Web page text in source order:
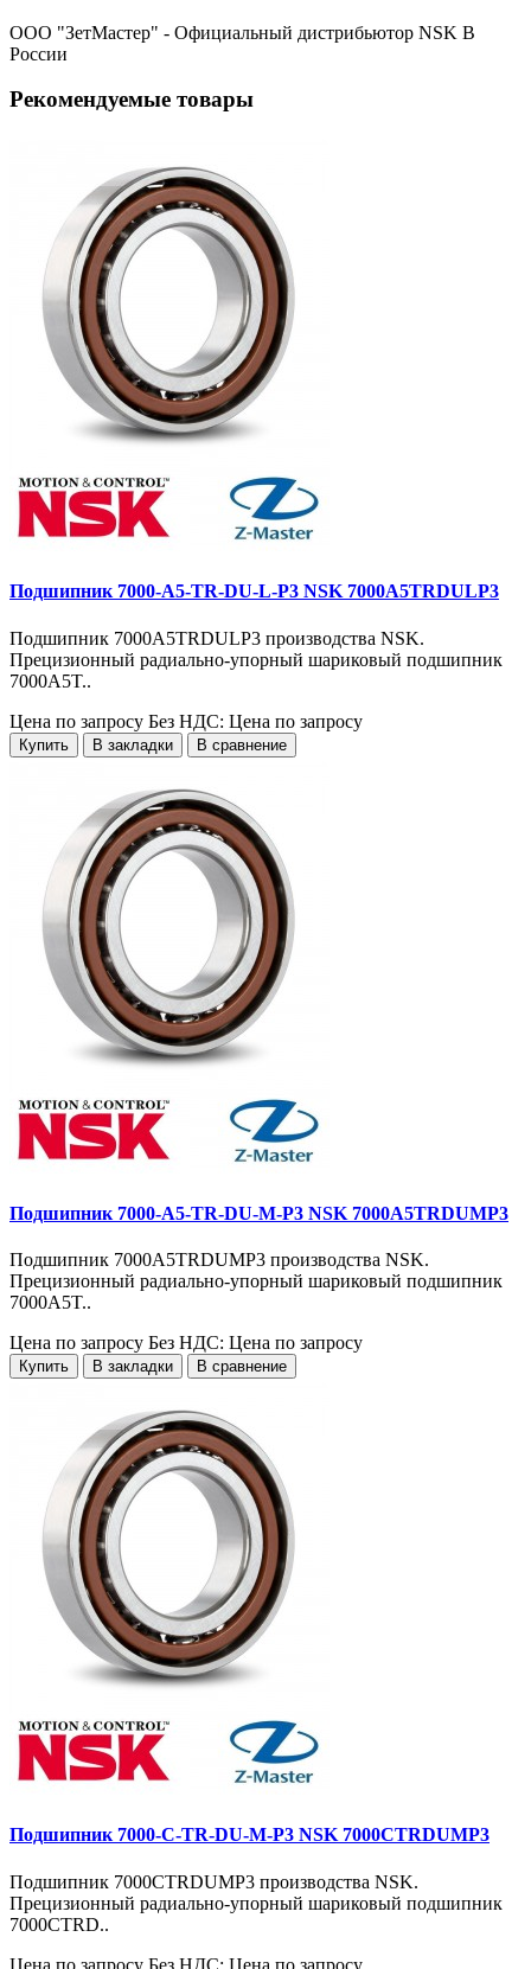
ООО "ЗетМастер" - Официальный дистрибьютор NSK В
России
Рекомендуемые товары
Подшипник 7000-A5-TR-DU-L-P3 NSK 7000A5TRDULP3
Подшипник 7000A5TRDULP3 производства NSK.
Прецизионный радиально-упорный шариковый подшипник
7000A5T..
Цена по запросу Без НДС: Цена по запросу
Купить В закладки В сравнение
Подшипник 7000-A5-TR-DU-M-P3 NSK 7000A5TRDUMP3
Подшипник 7000A5TRDUMP3 производства NSK.
Прецизионный радиально-упорный шариковый подшипник
7000A5T..
Цена по запросу Без НДС: Цена по запросу
Купить В закладки В сравнение
Подшипник 7000-C-TR-DU-M-P3 NSK 7000CTRDUMP3
Подшипник 7000CTRDUMP3 производства NSK.
Прецизионный радиально-упорный шариковый подшипник
7000CTRD..
Цена по запросу Без НДС: Цена по запросу